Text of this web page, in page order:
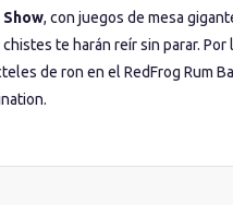
Show, con juegos de mesa
te harán reír sin parar. Por
de ron en el RedFrog Rum